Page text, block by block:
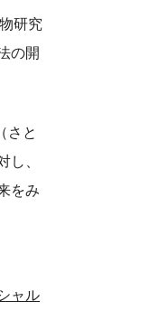
研究
の開
さと
、
をみ
ャル